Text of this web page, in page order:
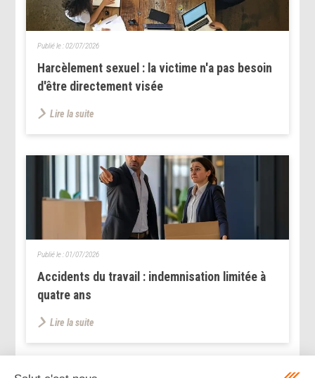
Harcèlement sexuel : la victime n'a pas besoin
d'être directement visée
Publié le :02/07/2026
Lire la suite
Accidents du travail : indemnisation limitée à
quatre ans
Publié le :01/07/2026
Lire la suite